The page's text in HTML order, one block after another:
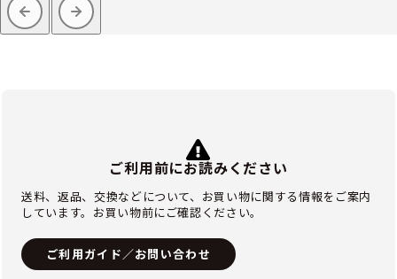
ご利用前にお読みください
送料、返品、交換などについて、お買い物に関する情報をご案内
しています。お買い物前にご確認ください。
ご利用ガイド／お問い合わせ